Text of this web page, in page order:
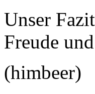
Unser
Freude
(himbeer)